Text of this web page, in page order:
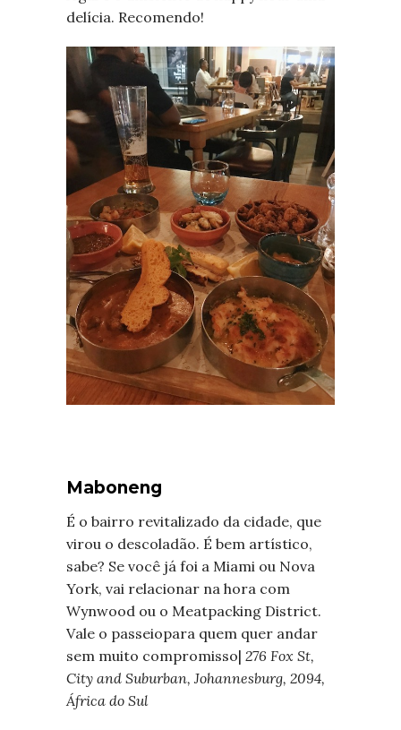
delícia. Recomendo!
Maboneng
É o bairro revitalizado da cidade, que
virou o descoladão. É bem artístico,
sabe? Se você já foi a Miami ou Nova
York, vai relacionar na hora com
Wynwood ou o Meatpacking District.
Vale o passeiopara quem quer andar
sem muito compromisso| 276 Fox St,
City and Suburban, Johannesburg, 2094,
África do Sul